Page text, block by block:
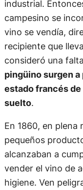
industrial.
campesino se
vino se vendía,
recipiente que
consideró una
pingüino surgen
estado francés
suelto.
En 1860, en plena
pequeños
alcanzaban a
vender el vino de
higiene. Ven